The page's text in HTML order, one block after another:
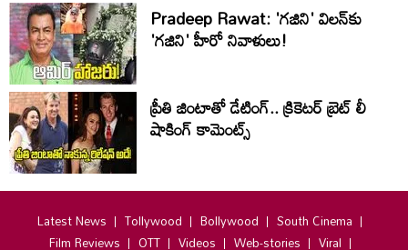
Pradeep Rawat: 'గజిని' విలన్‌కు
'గజిని' హీరో నివాళులు!
ప్రీతి జింటాతో డేటింగ్‌.. క్రికెటర్ బ్రెట్‌ లీ
షాకింగ్ కామెంట్స్
Latest News Tollywood Bollywood
South Cinema
Film Reviews
OTT Videos Web-stories Viral